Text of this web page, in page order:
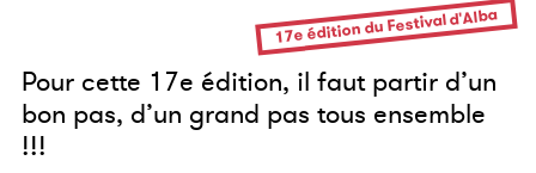
17e édition du Festival d'Alba
Pour cette 17e édition, il faut partir d’un
bon pas, d’un grand pas tous ensemble
!!!